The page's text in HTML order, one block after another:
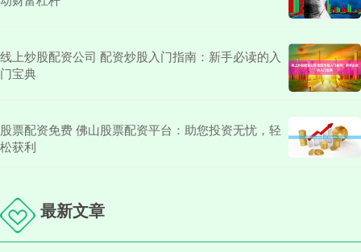
线上炒股配资公司 配资炒股入门指南：新手必读的入
门宝典
股票配资免费 佛山股票配资平台：助您投资无忧，轻
松获利
最新文章